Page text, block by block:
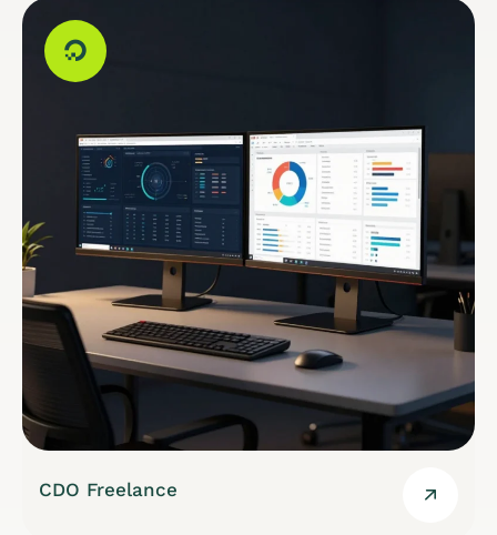
CDO Freelance